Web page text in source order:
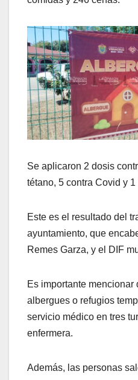
Se aplicaron 2 dosis
tétano, 5 contra Covid y
Este es el resultado del
ayuntamiento, que
Remes Garza, y el DIF
Es importante mencionar
albergues o refugios
servicio médico en tres
enfermera.
Además, las personas